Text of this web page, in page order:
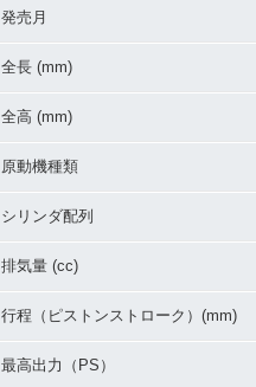
発売月
全長 (mm)
全高 (mm)
原動機種類
シリンダ配列
排気量 (cc)
行程（ピストンストローク）(mm)
最高出力（PS）